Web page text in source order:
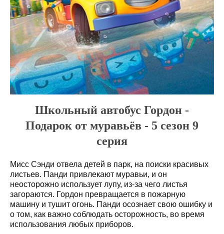
Школьный автобус Гордон -
Подарок от муравьёв - 5 сезон 9
серия
Мисс Сэнди отвела детей в парк, на поиски красивых
листьев. Панди привлекают муравьи, и он
неосторожно использует лупу, из-за чего листья
загораются. Гордон превращается в пожарную
машину и тушит огонь. Панди осознает свою ошибку и
о том, как важно соблюдать осторожность, во время
использования любых приборов.